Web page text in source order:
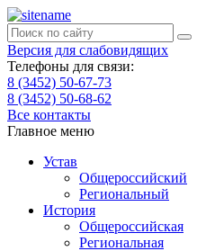
Версия для слабовидящих
Телефоны для связи:
8 (3452) 50-67-73
8 (3452) 50-68-62
Все контакты
Главное меню
Устав
Общероссийский
Региональный
История
Общероссийская
Региональная